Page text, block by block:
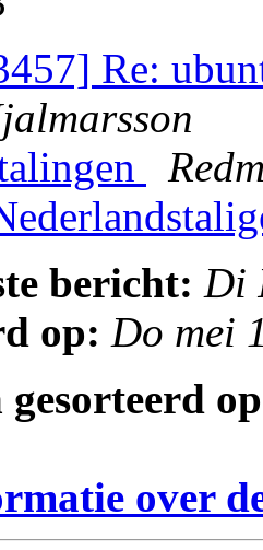
Re:
bericht: Di
op: Do mei
over